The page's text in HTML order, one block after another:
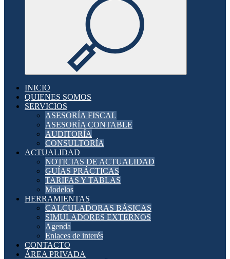
INICIO
QUIENES SOMOS
SERVICIOS
ASESORÍA FISCAL
ASESORÍA CONTABLE
AUDITORÍA
CONSULTORÍA
ACTUALIDAD
NOTICIAS DE ACTUALIDAD
GUÍAS PRÁCTICAS
TARIFAS Y TABLAS
Modelos
HERRAMIENTAS
CALCULADORAS BÁSICAS
SIMULADORES EXTERNOS
Agenda
Enlaces de interés
CONTACTO
ÁREA PRIVADA